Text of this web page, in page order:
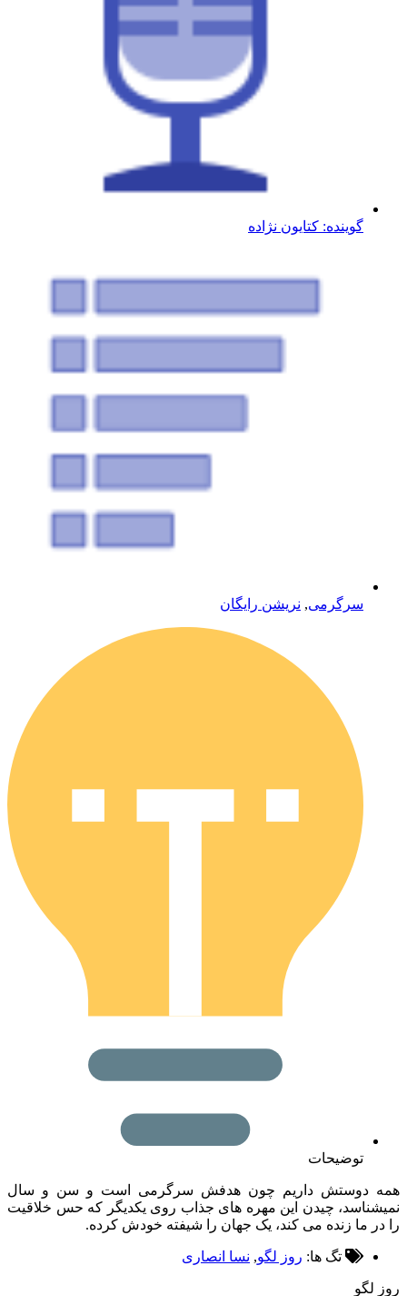
گوینده: کتایون نژاده
سرگرمی, نریشن رایگان
توضیحات
دوستش داریم چون هدفش سرگرمی است و سن و سال
چیدن این مهره های جذاب روی یکدیگر که حس خلاقیت
ما زنده می کند، یک جهان را شیفته خودش کرده.
تگ ها: روز لگو, نسا انصاری